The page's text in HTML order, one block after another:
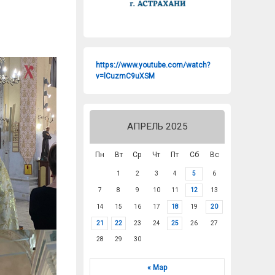
https://www.youtube.com/watch?
v=lCuzmC9uXSM
АПРЕЛЬ 2025
Пн Вт Ср Чт Пт Сб Вс
1 2 3 4 5 6
7 8 9 10 11 12 13
14 15 16 17 18 19 20
21 22 23 24 25 26 27
28 29 30
« Мар